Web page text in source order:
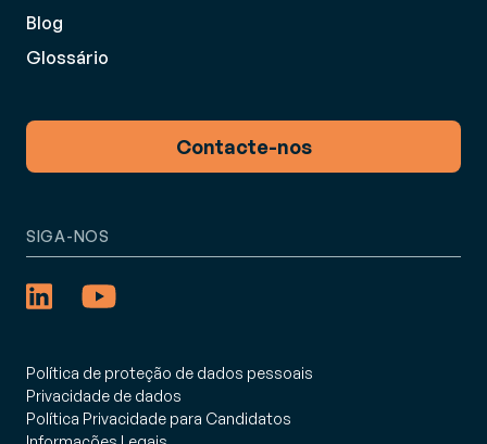
Blog
Glossário
Contacte-nos
Política de proteção de dados pessoais
Privacidade de dados
Política Privacidade para Candidatos
SIGA-NOS